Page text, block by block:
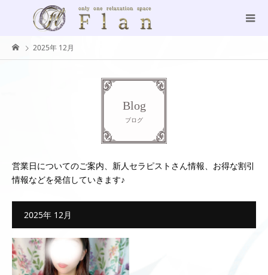
2025年 12月
Blog
ブログ
営業日についてのご案内、新人セラピストさん情報、お得な割引
情報などを発信していきます♪
2025年 12月